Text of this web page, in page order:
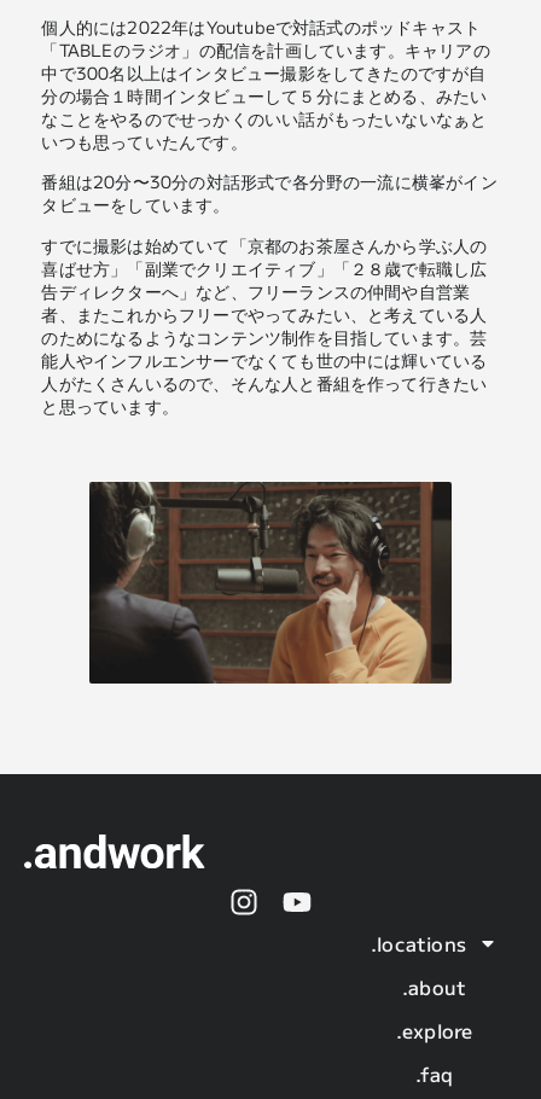
個人的には2022年はYoutubeで対話式のポッドキャスト
「TABLEのラジオ」の配信を計画しています。キャリアの
中で300名以上はインタビュー撮影をしてきたのですが自
分の場合１時間インタビューして５分にまとめる、みたい
なことをやるのでせっかくのいい話がもったいないなぁと
いつも思っていたんです。
番組は20分〜30分の対話形式で各分野の一流に横峯がイン
タビューをしています。
すでに撮影は始めていて「京都のお茶屋さんから学ぶ人の
喜ばせ方」「副業でクリエイティブ」「２８歳で転職し広
告ディレクターへ」など、フリーランスの仲間や自営業
者、またこれからフリーでやってみたい、と考えている人
のためになるようなコンテンツ制作を目指しています。芸
能人やインフルエンサーでなくても世の中には輝いている
人がたくさんいるので、そんな人と番組を作って行きたい
と思っています。
.locations
.about
.explore
.faq